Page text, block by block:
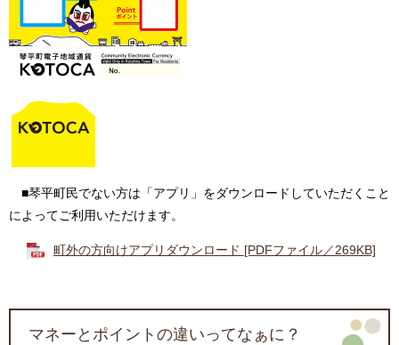
■琴平町民でない方は「アプリ」をダウンロードしていただくこと
によってご利用いただけます。
町外の方向けアプリダウンロード [PDFファイル／269KB]
マネーとポイントの違いってなぁに？